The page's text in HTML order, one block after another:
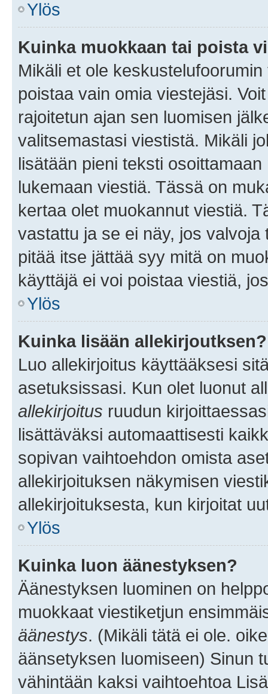
Ylös
Kuinka muokkaan tai poista
Mikäli et ole
poistaa vain omia viestejäsi.
rajoitetun ajan sen luomisen
valitsemastasi viestistä. Mikäli
lisätään pieni teksti
lukemaan viestiä. Tässä on
kertaa olet muokannut viestiä.
vastattu ja se ei näy, jos
pitää itse jättää syy mitä on
käyttäjä ei voi poistaa viestiä,
Ylös
Kuinka lisään allekirjoutksen?
Luo allekirjoitus käyttääksesi
asetuksissasi. Kun olet luonut
allekirjoitus ruudun
lisättäväksi automaattisesti
sopivan vaihtoehdon omista
allekirjoituksen näkymisen
allekirjoituksesta, kun kirjoitat
Ylös
Kuinka luon äänestyksen?
Äänestyksen luominen on
muokkaat viestiketjun
äänestys. (Mikäli tätä ei ole.
äänsetyksen luomiseen) Sinun
vähintään kaksi vaihtoehtoa